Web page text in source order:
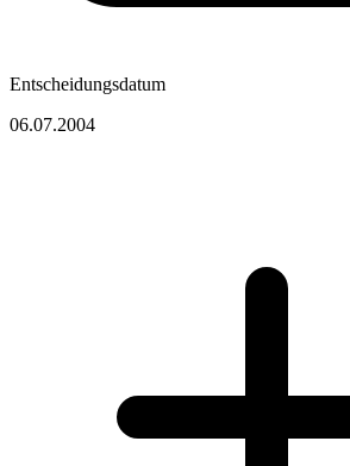
Entscheidungsdatum
06.07.2004